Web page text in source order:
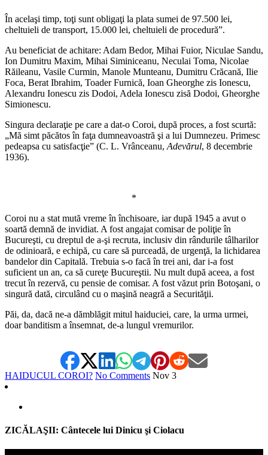
În acelaşi timp, toţi sunt obligaţi la plata sumei de 97.500 lei,
cheltuieli de transport, 15.000 lei, cheltuieli de procedură”.
Au beneficiat de achitare: Adam Bedor, Mihai Fuior, Niculae Sandu,
Ion Dumitru Maxim, Mihai Siminiceanu, Neculai Toma, Nicolae
Răileanu, Vasile Curmin, Manole Munteanu, Dumitru Crăcană, Ilie
Foca, Berat Ibrahim, Toader Furnică, Ioan Gheorghe zis Ionescu,
Alexandru Ionescu zis Dodoi, Adela Ionescu zisă Dodoi, Gheorghe
Simionescu.
Singura declaraţie pe care a dat-o Coroi, după proces, a fost scurtă:
„Mă simt păcătos în faţa dumneavoastră şi a lui Dumnezeu. Primesc
pedeapsa cu satisfacţie” (C. L. Vrânceanu, Adevărul, 8 decembrie
1936).
*
Coroi nu a stat mută vreme în închisoare, iar după 1945 a avut o
soartă demnă de invidiat. A fost angajat comisar de poliţie în
Bucureşti, cu dreptul de a-şi recruta, inclusiv din rândurile tâlharilor
de odinioară, e echipă, cu care să purceadă, de urgenţă, la lichidarea
bandelor din Capitală. Trebuia s-o facă în trei ani, dar i-a fost
suficient un an, ca să cureţe Bucureştii. Nu mult după aceea, a fost
trecut în rezervă, cu pensie de comisar. A fost văzut prin Botoşani, o
singură dată, circulând cu o maşină neagră a Securităţii.
Păi, da, dacă ne-a dămblăgit mitul haiduciei, care, la urma urmei,
doar banditism a însemnat, de-a lungul vremurilor.
HAIDUCUL COROI? No Comments Nov 3
ZICĂLAŞII: Cântecele lui Dinicu şi Ciolacu